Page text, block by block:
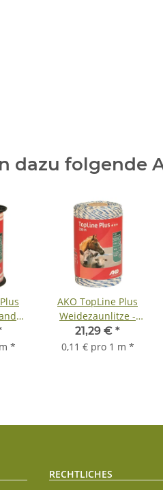
dazu folgende
*
AKO TopLine Plus
Weidezaunlitze -
weiß/blau 200m
Rolle
21,29 € *
0,11 € pro 1 m *
RECHTLICHES